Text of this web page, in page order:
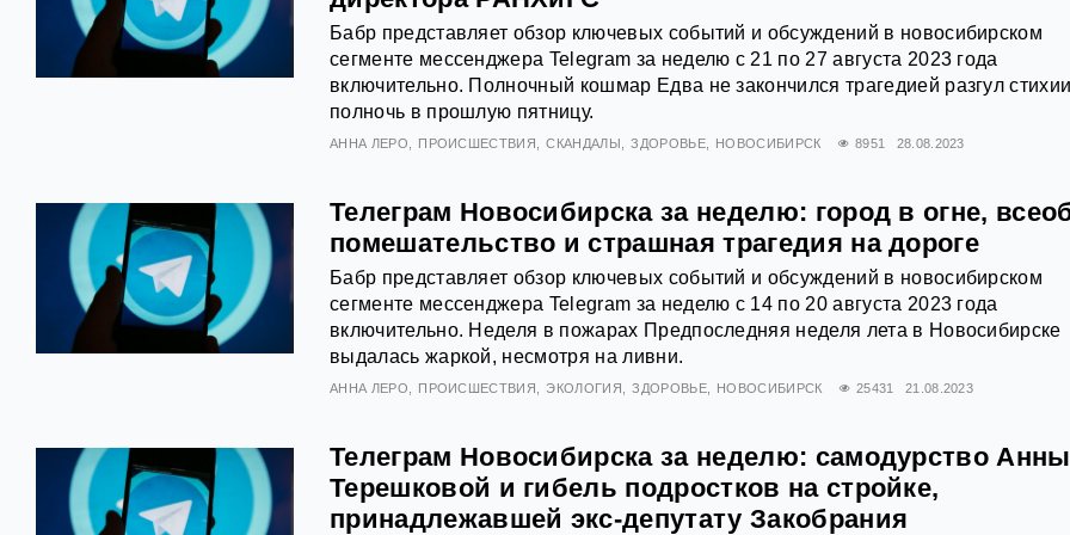
Бабр представляет обзор ключевых событий и обсуждений в новосибирском
сегменте мессенджера Telegram за неделю с 21 по 27 августа 2023 года
включительно. Полночный кошмар Едва не закончился трагедией разгул
полночь в прошлую пятницу.
АННА ЛЕРО ПРОИСШЕСТВИЯ СКАНДАЛЫ ЗДОРОВЬЕ НОВОСИБИРСК 8951 28.08.2023
Телеграм Новосибирска за неделю: город в огне,
помешательство и страшная трагедия на дороге
Бабр представляет обзор ключевых событий и обсуждений в новосибирском
сегменте мессенджера Telegram за неделю с 14 по 20 августа 2023 года
включительно. Неделя в пожарах Предпоследняя неделя лета в Новосибирске
выдалась жаркой, несмотря на ливни.
АННА ЛЕРО ПРОИСШЕСТВИЯ ЭКОЛОГИЯ ЗДОРОВЬЕ НОВОСИБИРСК 25431 21.08.2023
Телеграм Новосибирска за неделю: самодурство Анны
Терешковой и гибель подростков на стройке,
принадлежавшей экс-депутату Закобрания